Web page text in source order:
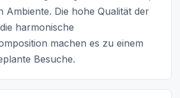
Ambiente. Die hohe Qualität der
harmonische
machen es zu einem
Besuche.